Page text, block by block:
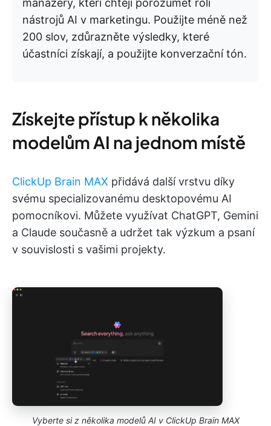
manažery, kteří chtějí porozumět roli
nástrojů AI v marketingu. Použijte méně než
200 slov, zdůrazněte výsledky, které
účastníci získají, a použijte konverzační tón.
Získejte přístup k několika
modelům AI na jednom místě
ClickUp Brain MAX přidává další vrstvu díky
svému specializovanému desktopovému AI
pomocníkovi. Můžete využívat ChatGPT, Gemini
a Claude současně a udržet tak výzkum a psaní
v souvislosti s vašimi projekty.
Vyberte si z několika modelů AI v ClickUp Brain MAX